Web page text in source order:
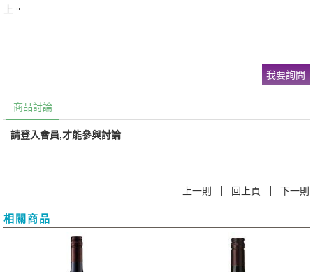
上。
我要詢問
商品討論
請登入會員,才能參與討論
上一則 回上頁 下一則
相關商品